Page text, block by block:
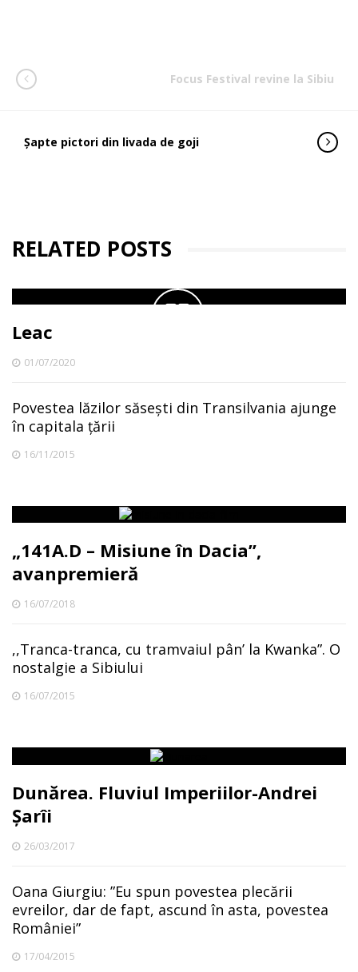
Focus Festival revine la Sibiu
Șapte pictori din livada de goji
RELATED POSTS
Leac
01/07/2020
Povestea lăzilor săseşti din Transilvania ajunge
în capitala ţării
16/11/2015
„141A.D – Misiune în Dacia”,
avanpremieră
16/07/2018
,,Tranca-tranca, cu tramvaiul pân’ la Kwanka”. O
nostalgie a Sibiului
16/07/2015
Dunărea. Fluviul Imperiilor-Andrei
Șarîi
26/03/2017
Oana Giurgiu: ”Eu spun povestea plecării
evreilor, dar de fapt, ascund în asta, povestea
României”
17/04/2015